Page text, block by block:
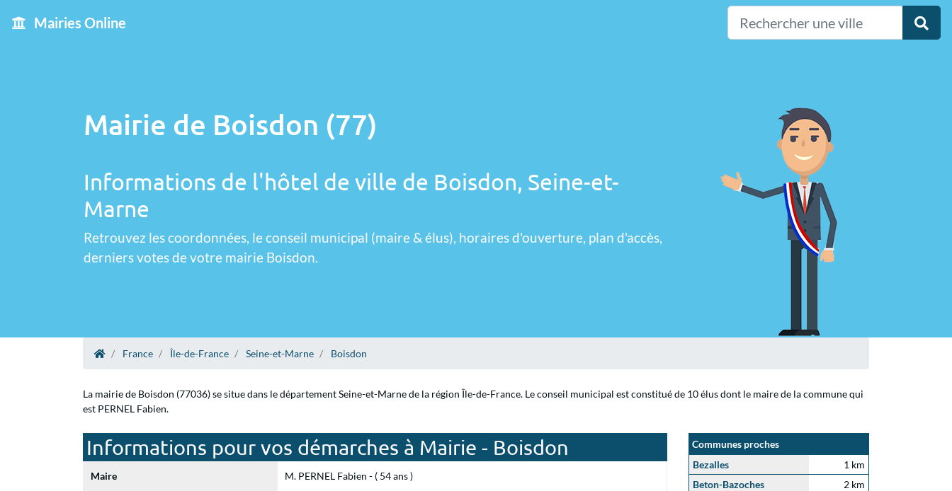
Mairies Online
Mairie de Boisdon (77)
Informations de l'hôtel de ville de Boisdon, Seine-et-
Marne
Retrouvez les coordonnées, le conseil municipal (maire & élus), horaires d'ouverture, plan d'accès,
derniers votes de votre mairie Boisdon.
France Île-de-France Seine-et-Marne Boisdon
La mairie de Boisdon (77036) se situe dans le département Seine-et-Marne de la région Île-de-France. Le conseil municipal est constitué de 10 élus dont le maire de la commune qui
est PERNEL Fabien.
Informations pour vos démarches à Mairie - Boisdon
Maire M. PERNEL Fabien - ( 54 ans )
Communes proches
Bezalles
1 km
Beton-Bazoches
2 km